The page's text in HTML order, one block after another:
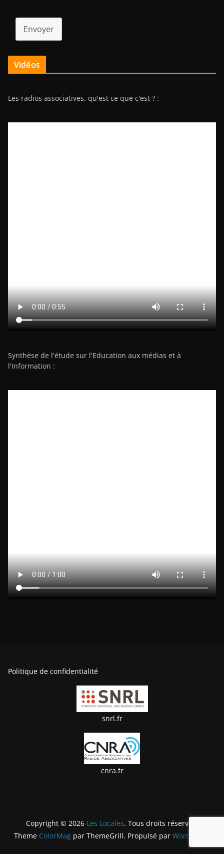
Envoyer
Vidéos
Les radios associatives, qu'est ce que c'est ? :
Synthèse de l'étude sur l'Education aux médias et à
l'Information :
Politique de confidentialité
snrl.fr
cnra.fr
Copyright © 2026 Les Locales. Tous droits réservés.
Theme ColorMagpar ThemeGrill. Propulsé par WordPress